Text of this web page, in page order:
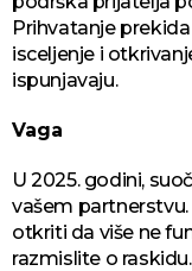
Prihvatanje
isceljenje i
ispunjavaju.
Vaga
U 2025. godini,
vašem
otkriti da više ne
razmislite o